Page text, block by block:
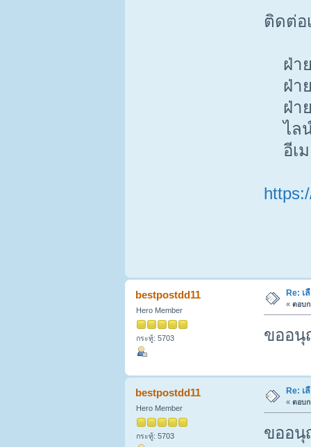
ติดต่อ
ฝ่าย
ฝ่าย
ฝ่าย
ไลน์
อีเม
bestpostdd11
Hero Member
กระทู้: 5703
Re: เ
« ตอบก
ขออ
bestpostdd11
Hero Member
กระทู้: 5703
Re: เ
« ตอบก
ขออ